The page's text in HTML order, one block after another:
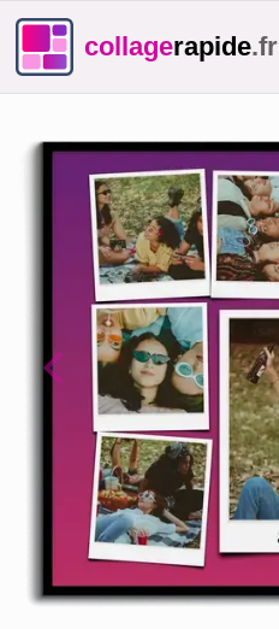
collagerapide.fr
Previous